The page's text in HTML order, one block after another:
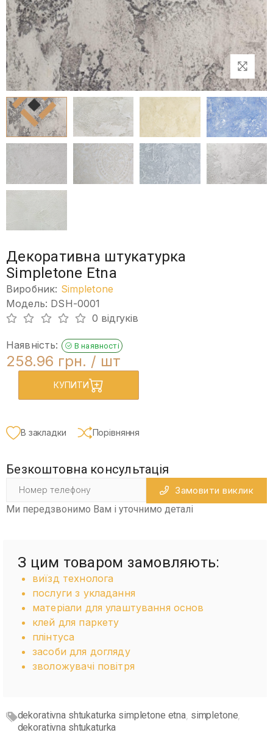
Декоративна штукатурка
Simpletone Etna
Виробник: Simpletone
Модель: DSH-0001
0 відгуків
Наявність: В наявності
258.96 грн. / шт
КУПИТИ
В закладки Порівняння
Безкоштовна консультація
Замовити виклик
Ми передзвонимо Вам і уточнимо деталі
З цим товаром замовляють:
виїзд технолога
послуги з укладання
матеріали для улаштування основ
клей для паркету
плінтуса
засоби для догляду
зволожувачі повітря
dekorativna shtukaturka simpletone etna simpletone
dekorativna shtukaturka